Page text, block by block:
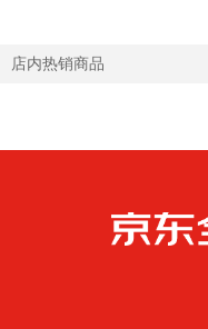
店内热销商品